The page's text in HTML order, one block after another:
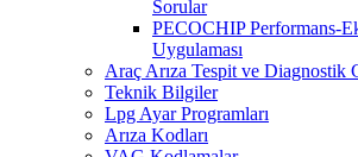
Sorular
PECOCHIP Performans-
Uygulaması
Araç Arıza Tespit ve Diagnostik
Teknik Bilgiler
Lpg Ayar Programları
Arıza Kodları